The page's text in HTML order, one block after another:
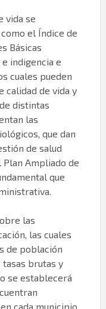
vida se
el Índice de
Básicas
indigencia e
cuales pueden
calidad de vida y
distintas
las
que dan
de salud
Ampliado de
que
las
las cuales
de población
brutas y
se establecerá
cada municipio,